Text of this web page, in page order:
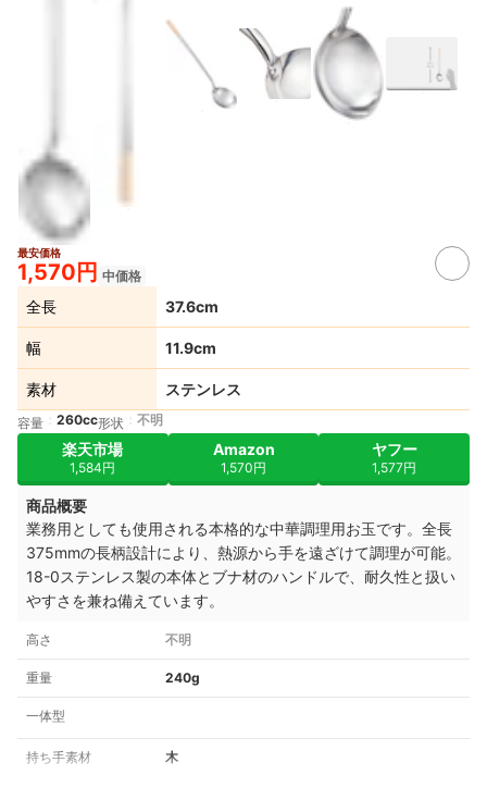
最安価格
1,570円 中価格
全長 37.6cm
幅 11.9cm
素材 ステンレス
容量 260cc形状 不明
楽天市場
1,584円
Amazon
1,570円
ヤフー
1,577円
商品概要
業務用としても使用される本格的な中華調理用お玉です。全長
375mmの長柄設計により、熱源から手を遠ざけて調理が可能。
18-0ステンレス製の本体とブナ材のハンドルで、耐久性と扱い
やすさを兼ね備えています。
高さ 不明
重量 240g
一体型
持ち手素材 木